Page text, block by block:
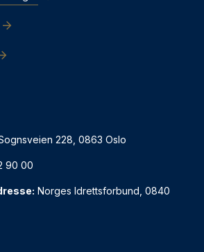
228, 0863 Oslo
90 00
Norges Idrettsforbund, 0840